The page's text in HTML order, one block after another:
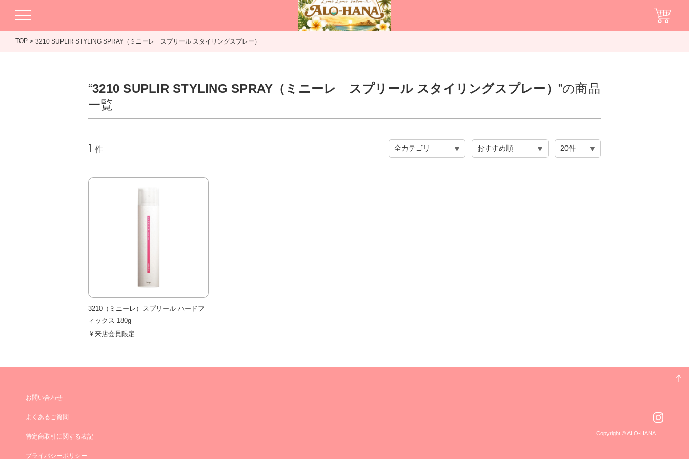
TOP 3210 SUPLIR STYLING SPRAY（ミニーレ スプリール スタイリングスプレー）
“3210 SUPLIR STYLING SPRAY（ミニーレ スプリール スタイリングスプレー） ”の商品
一覧
1 件
3210（ミニーレ）スプリール ハードフ
ィックス 180g
￥来店会員限定
お問い合わせ
よくあるご質問
特定商取引に関する表記
プライバシーポリシー
Copyright © ALO-HANA